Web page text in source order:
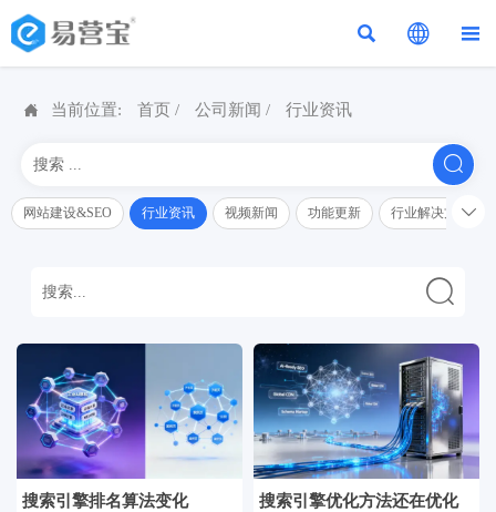
  
 当前位置: 首页 / 公司新闻 / 行业资讯

网站建设&SEO 行业资讯 视频新闻 功能更新 行业解决方案解读


搜索引擎排名算法变化
搜索引擎优化方法还在优化